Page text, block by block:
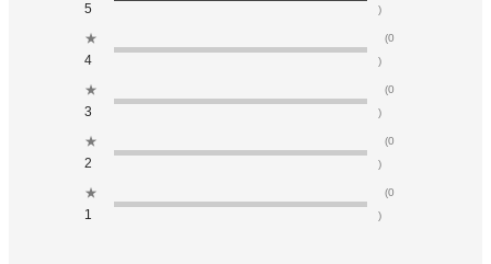
5
)
★
4
(0
)
★
3
(0
)
★
2
(0
)
★
1
(0
)